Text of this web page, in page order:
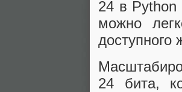
24 в
можно
доступного
24 бита,